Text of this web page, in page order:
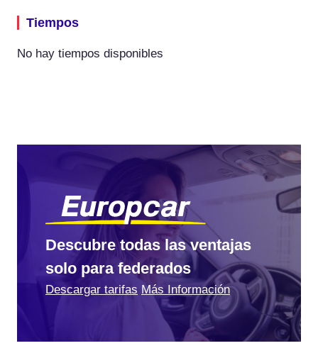
Tiempos
No hay tiempos disponibles
Descubre todas las ventajas
solo para federados
Descargar tarifas Más Información